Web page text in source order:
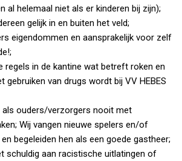
al helemaal niet als er kinderen bij zijn);
gelijk in en buiten het veld;
eigendommen en aansprakelijk voor zelf
regels in de kantine wat betreft roken en
gebruiken van drugs wordt bij VV HEBES
als ouders/verzorgers nooit met
Wij vangen nieuwe spelers en/of
begeleiden hen als een goede gastheer;
schuldig aan racistische uitlatingen of